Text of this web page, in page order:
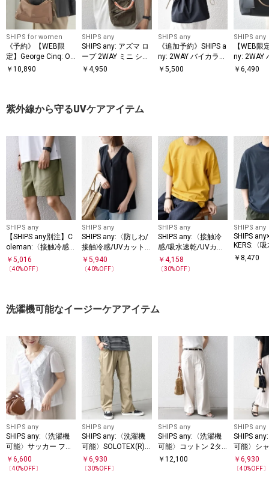
SHIPS for women
《予約》【WEB限
定】George Cinq: ON
E HANDLE BAG
￥ 10,890
SHIPS any
SHIPS any: アズマ ロ
ープ 2WAY ミニ ショ
ルダーバッグ◇
￥4,950
SHIPS any
《追加予約》SHIPS a
ny: 2WAY バイカラー
A4 ドロスト トート
￥ 5,500
SHIPS any
【WEB限
ny: 2WAY
トートバ
￥6,490
紫外線から守るUVケアアイテム
SHIPS any
【SHIPS any別注】C
oleman:〈接触冷感/
UVカット〉ZERO-TE
X(R) イージー ショー
￥ 5,016
〔40%OFF〕
SHIPS any
SHIPS any:〈防しわ/
接触冷感/UVカット/
洗濯機可能〉ファン
クション Vネック ノ
￥5,940
〔40%OFF〕
SHIPS any
SHIPS any:〈接触冷
感/吸水速乾/UVカッ
ト/遮熱〉Raylock フ
ットボール Tシャツ
￥ 4,158
〔30%OFF〕
SHIPS any
SHIPS
KERS:〈
カット/消
￥8,470
洗濯機可能なイージーケアアイテム
SHIPS any
SHIPS any:〈洗濯機
可能〉サッカー フリ
ル Vネック ショート
スリーブ ブラウス
￥ 6,600
〔40%OFF〕
SHIPS any
SHIPS any:〈洗濯機
可能〉SOLOTEX(R)
タイプライター 2タ
ック イージー パンツ
￥6,930
〔30%OFF〕
SHIPS any
SHIPS any:〈洗濯機
可能〉コットン 2タ
ック コクーン ワイド
￥ 12,100
SHIPS any
SHIPS
可能〉シ
タック ガ
ツ
￥6,930
〔40%OFF〕